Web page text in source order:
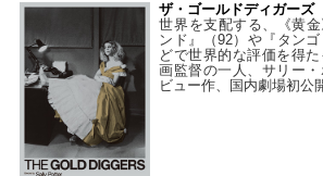
ザ・ゴールドディガー
世界を支配する、《黄
ンド』（92）や『タン
どで世界的な評価を得
画監督の一人、サリー
ビュー作、国内劇場初公